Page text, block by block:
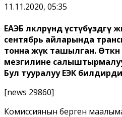
11.11.2020, 05:35
ЕАЭБ өлкөлөрүндө
сентябрь айларында
тонна жүк ташылган.
мезгилине салыштырмалуу
Бул тууралуу ЕЭК
[news 29860]
Комиссиянын берген